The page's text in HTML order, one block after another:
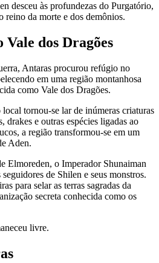
desceu às profundezas do Purgatório,
reino da morte e dos demônios.
Vale dos Dragões
Antaras procurou refúgio no
em uma região montanhosa
como Vale dos Dragões.
tornou-se lar de inúmeras criaturas
e outras espécies ligadas ao
a região transformou-se em um
Aden.
Elmoreden, o Imperador Shunaiman
de Shilen e seus monstros.
para selar as terras sagradas da
secreta conhecida como os
livre.